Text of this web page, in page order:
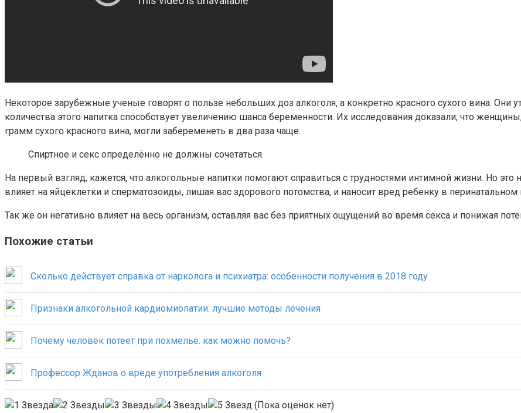
Некоторое зарубежные ученые говорят о пользе небольших доз алкоголя, а конкретно красного сухого вина. Они
количества этого напитка способствует увеличению шанса беременности. Их исследования доказали, что
грамм сухого красного вина, могли забеременеть в два раза чаще.
Спиртное и секс определённо не должны сочетаться.
На первый взгляд, кажется, что алкогольные напитки помогают справиться с трудностями интимной жизни. Но это
влияет на яйцеклетки и сперматозоиды, лишая вас здорового потомства, и наносит вред ребенку в перинатальном
Так же он негативно влияет на весь организм, оставляя вас без приятных ощущений во время секса и понижая
Похожие статьи
Сколько действует справка от нарколога и психиатра: особенности получения в 2018 году
Признаки алкогольной кардиомиопатии: лучшие методы лечения
Почему человек потеет при похмелье: как можно помочь?
Профессор Жданов о вреде употребления алкоголя
(Пока оценок нет)